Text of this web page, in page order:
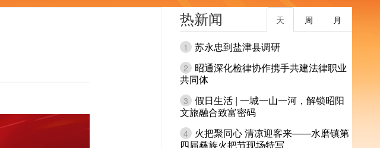
热新闻 月
周
天
1 苏永忠到盐津县调研
2
昭通深化检律协作携手共建法律职业
共同体
3 假日生活 | 一城一山一河，解锁昭阳
文旅融合致富密码
4
火把聚同心 清凉迎客来——水磨镇第
四届彝族火把节现场特写